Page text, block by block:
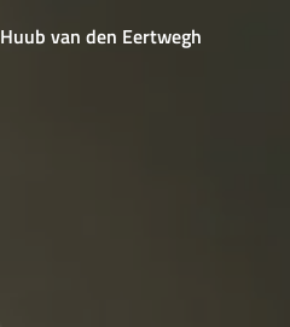
Huub van den Eertwegh